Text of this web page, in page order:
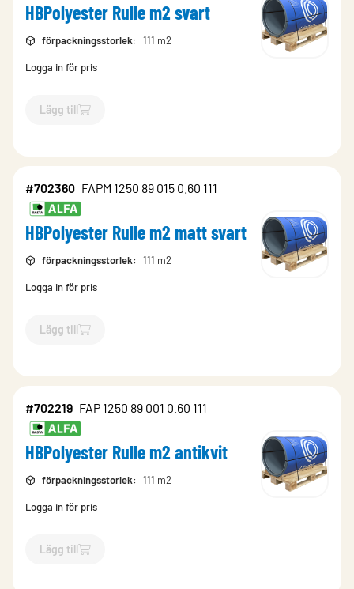
HBPolyester Rulle m2 svart
förpackningsstorlek: 111 m2
Logga in för pris
Lägg till
`$Lägg till
#702360 FAPM 1250 89 015 0.60 111
HBPolyester Rulle m2 matt svart
förpackningsstorlek: 111 m2
Logga in för pris
Lägg till
`$Lägg till
#702219 FAP 1250 89 001 0.60 111
HBPolyester Rulle m2 antikvit
förpackningsstorlek: 111 m2
Logga in för pris
Lägg till
`$Lägg till